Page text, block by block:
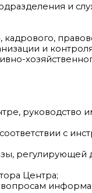
и
и
руководство
с
регулирующей
Центра;
вопросам